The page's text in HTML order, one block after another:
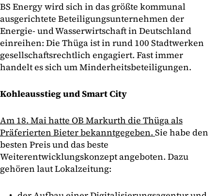
BS Energy wird sich in das größte kommunal
ausgerichtete Beteiligungsunternehmen der
Energie- und Wasserwirtschaft in Deutschland
einreihen: Die Thüga ist in rund 100 Stadtwerken
gesellschaftsrechtlich engagiert. Fast immer
handelt es sich um Minderheitsbeteiligungen.
Kohleausstieg und Smart City
Am 18. Mai hatte OB Markurth die Thüga als
Präferierten Bieter bekanntgegeben. Sie habe den
besten Preis und das beste
Weiterentwicklungskonzept angeboten. Dazu
gehören laut Lokalzeitung: